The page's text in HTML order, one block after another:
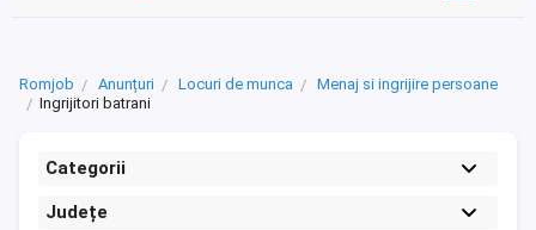
Romjob Anunțuri Locuri de munca
Menaj si ingrijire persoane
Ingrijitori batrani
Categorii
Județe